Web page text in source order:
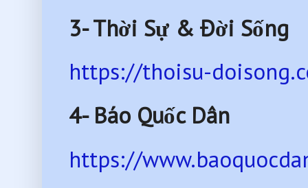
3- Thời Sự & Đời Sống
https://thoisu-
4- Báo Quốc Dân
https://